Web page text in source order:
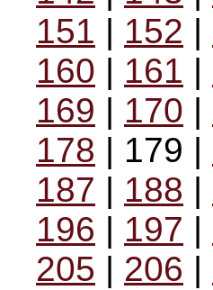
151 | 152 |
160 | 161 |
169 | 170 |
178 | 179 |
187 | 188 |
196 | 197 |
205 | 206 |